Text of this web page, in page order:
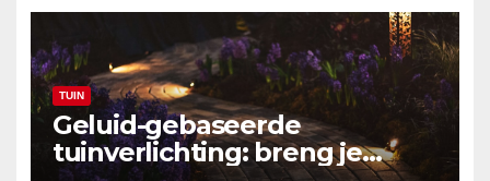
TUIN
Geluid-gebaseerde
tuinverlichting: breng je